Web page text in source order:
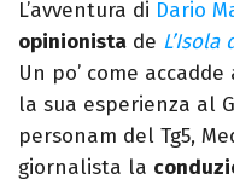
L’avventura di Dario
opinionista de L’Isola
Un po’ come
la sua esperienza al
personam del Tg5,
giornalista la